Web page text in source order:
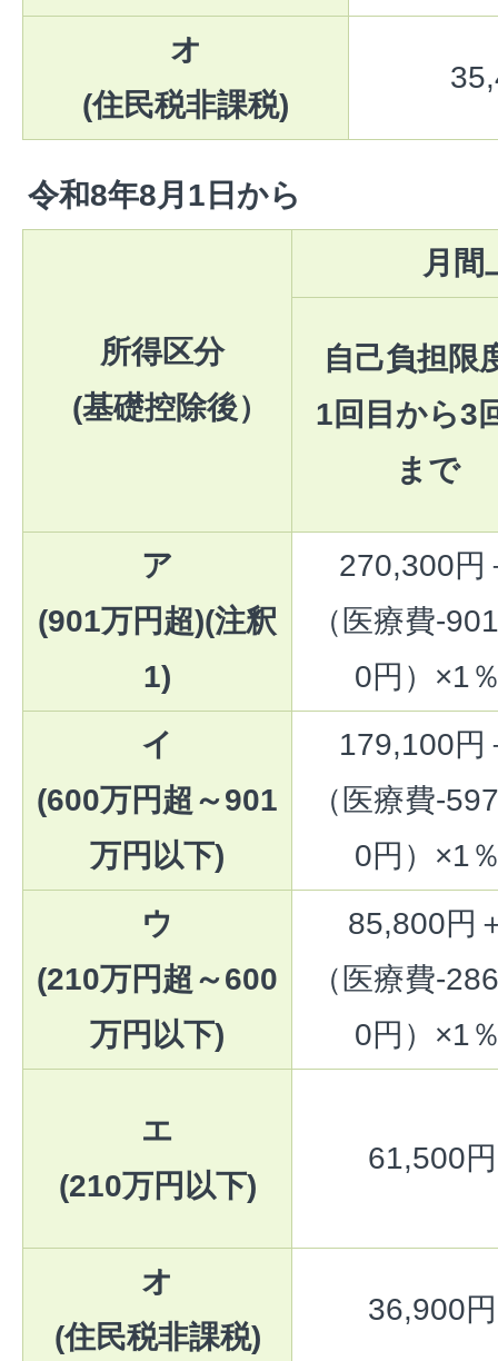
オ
(住民税非課税)
令和8年8月1日から
所得区分
(基礎控除後）
月間
自己負担限
1回目から3
まで
ア
(901万円超)(注釈
1)
270,300円
（医療費-
0円）×1
イ
(600万円超～901
万円以下)
179,100円
（医療費-
0円）×1
ウ
(210万円超～600
万円以下)
85,800円
（医療費-
0円）×1
エ
(210万円以下)
61,500円
オ
(住民税非課税)
36,900円